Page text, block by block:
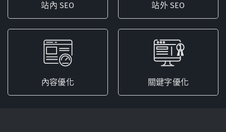
站內 SEO 站外 SEO
內容優化 關鍵字優化